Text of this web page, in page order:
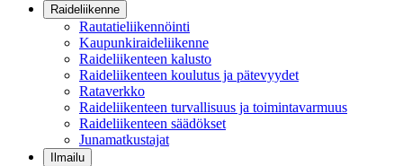
Raideliikenne
Rautatieliikennöinti
Kaupunkiraideliikenne
Raideliikenteen kalusto
Raideliikenteen koulutus ja pätevyydet
Rataverkko
Raideliikenteen turvallisuus ja toimintavarmuus
Raideliikenteen säädökset
Junamatkustajat
Ilmailu